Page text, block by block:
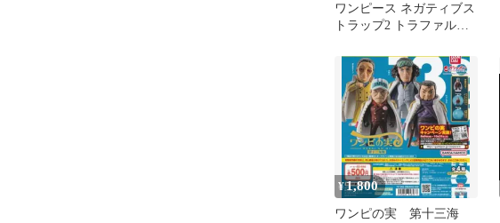
ワンピース ネガティブス
トラップ2 トラファルガ
¥1,800
ワンピの実 第十三海